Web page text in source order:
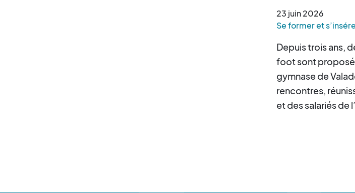
d’un tournoi
23 juin2026
Se former et
Depuis trois ans,
foot sont
gymnase de
rencontres,
et des salariés de